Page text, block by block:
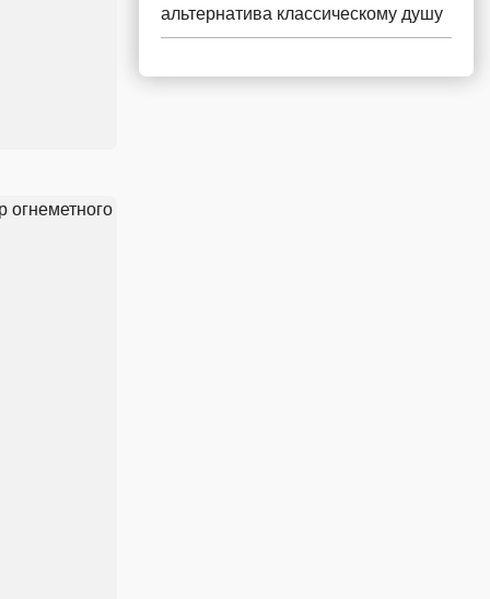
альтернатива классическому душу